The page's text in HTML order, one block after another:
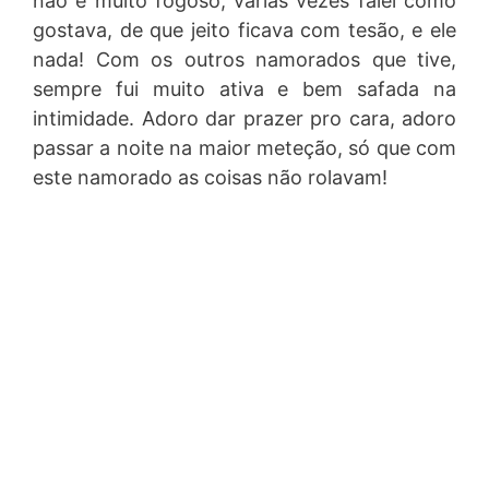
gostava, de que jeito ficava com tesão, e ele
nada! Com os outros namorados que tive,
sempre fui muito ativa e bem safada na
intimidade. Adoro dar prazer pro cara, adoro
passar a noite na maior meteção, só que com
este namorado as coisas não rolavam!